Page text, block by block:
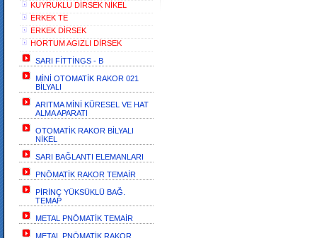
KUYRUKLU DİRSEK NİKEL
ERKEK TE
ERKEK DİRSEK
HORTUM AGIZLI DİRSEK
SARI FİTTİNGS - B
MİNİ OTOMATİK RAKOR 021
BİLYALI
ARITMA MİNİ KÜRESEL VE HAT
ALMA APARATI
OTOMATİK RAKOR BİLYALI
NİKEL
SARI BAĞLANTI ELEMANLARI
PNÖMATİK RAKOR TEMAİR
PİRİNÇ YÜKSÜKLÜ BAĞ.
TEMAP
METAL PNÖMATİK TEMAİR
METAL PNÖMATİK RAKOR